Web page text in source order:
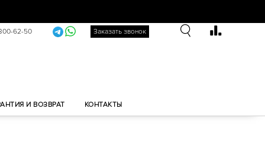
62-50 Заказать звонок
И ВОЗВРАТ КОНТАКТЫ